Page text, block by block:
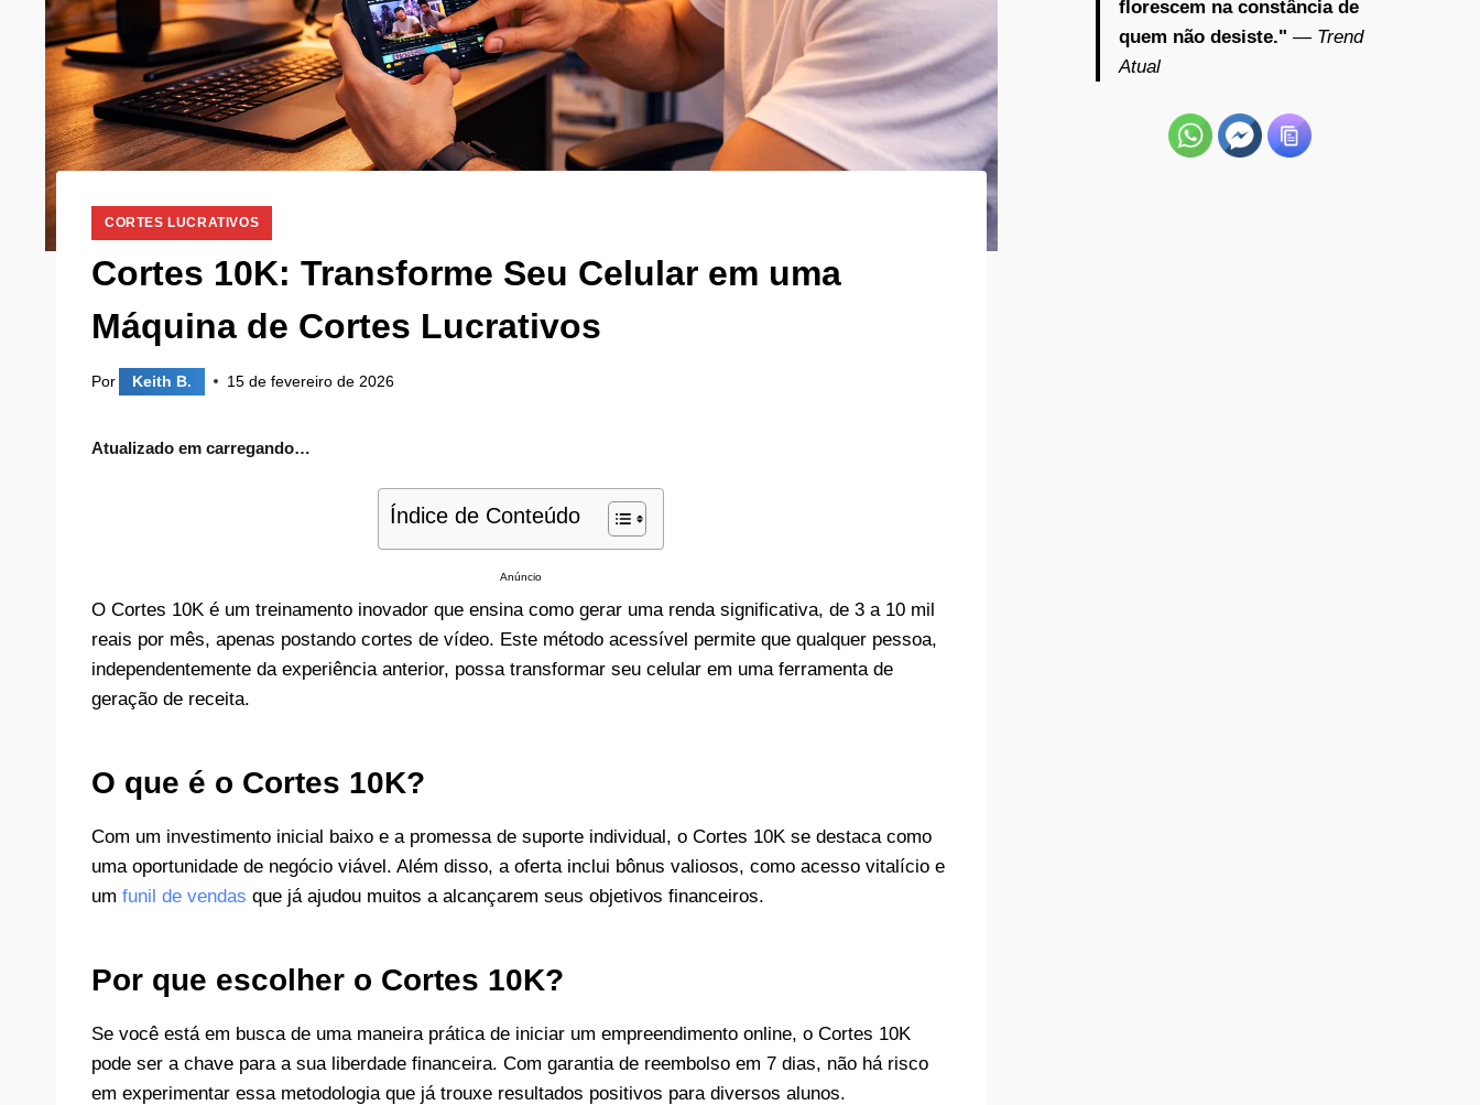
CORTES LUCRATIVOS
Cortes 10K: Transforme Seu Celular em uma
Máquina de Cortes Lucrativos
Por Keith B. 15 de fevereiro de 2026
Atualizado em carregando…
Índice de Conteúdo
Anúncio
O Cortes 10K é um treinamento inovador que ensina como gerar uma renda significativa, de 3 a 10 mil
reais por mês, apenas postando cortes de vídeo. Este método acessível permite que qualquer pessoa,
independentemente da experiência anterior, possa transformar seu celular em uma ferramenta de
geração de receita.
O que é o Cortes 10K?
Com um investimento inicial baixo e a promessa de suporte individual, o Cortes 10K se destaca como
uma oportunidade de negócio viável. Além disso, a oferta inclui bônus valiosos, como acesso vitalício e
um funil de vendas que já ajudou muitos a alcançarem seus objetivos financeiros.
Por que escolher o Cortes 10K?
Se você está em busca de uma maneira prática de iniciar um empreendimento online, o Cortes 10K
pode ser a chave para a sua liberdade financeira. Com garantia de reembolso em 7 dias, não há risco
em experimentar essa metodologia que já trouxe resultados positivos para diversos alunos.
florescem na constância de
quem não desiste." — Trend
Atual